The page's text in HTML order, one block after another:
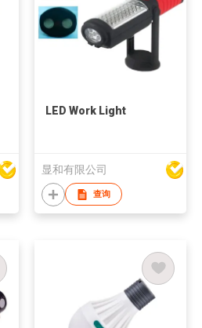
LED Work Light
显和有限公司
查询